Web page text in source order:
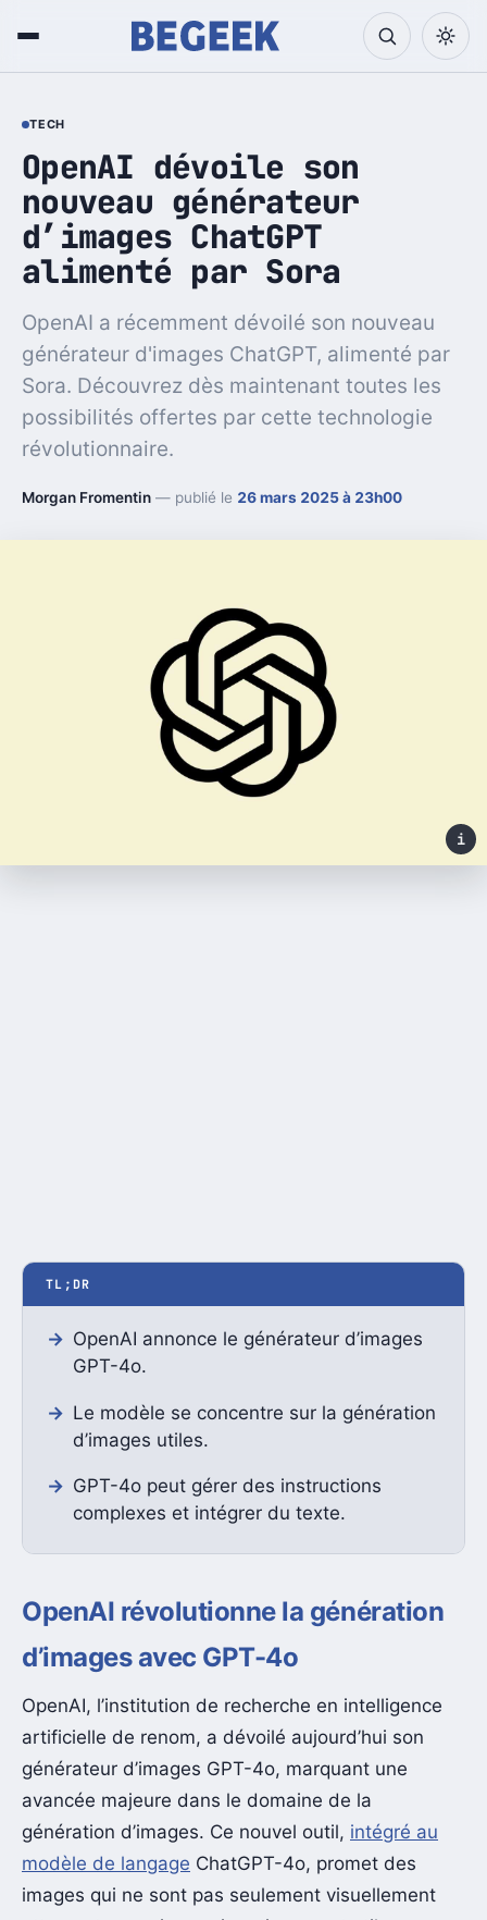
TECH
OpenAI dévoile son
nouveau générateur
d’images ChatGPT
alimenté par Sora
OpenAI a récemment dévoilé son nouveau
générateur d'images ChatGPT, alimenté par
Sora. Découvrez dès maintenant toutes les
possibilités offertes par cette technologie
révolutionnaire.
Morgan Fromentin — publié le 26 mars 2025 à 23h00
i
TL;DR
OpenAI annonce le générateur d’images
GPT-4o.
Le modèle se concentre sur la génération
d’images utiles.
GPT-4o peut gérer des instructions
complexes et intégrer du texte.
OpenAI révolutionne la génération
d’images avec GPT-4o
OpenAI, l’institution de recherche en intelligence
artificielle de renom, a dévoilé aujourd’hui son
générateur d’images GPT-4o, marquant une
avancée majeure dans le domaine de la
génération d’images. Ce nouvel outil, intégré au
modèle de langage ChatGPT-4o, promet des
images qui ne sont pas seulement visuellement